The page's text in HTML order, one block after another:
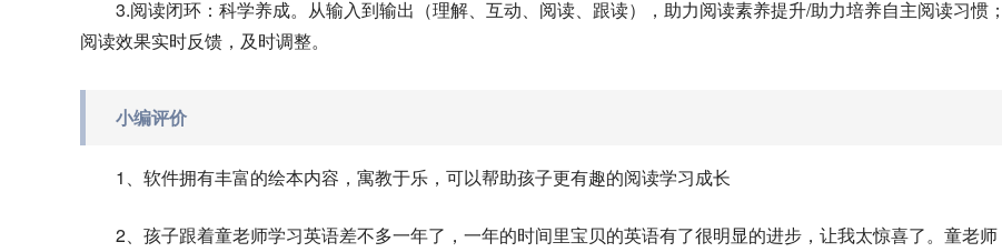
3.阅读闭环：科学养成。从输入到输出（理解、互动、阅读、跟读），助力阅读素养提升/助力培养自主阅读习惯；
阅读效果实时反馈，及时调整。
小编评价
1、软件拥有丰富的绘本内容，寓教于乐，可以帮助孩子更有趣的阅读学习成长
2、孩子跟着童老师学习英语差不多一年了，一年的时间里宝贝的英语有了很明显的进步，让我太惊喜了。童老师